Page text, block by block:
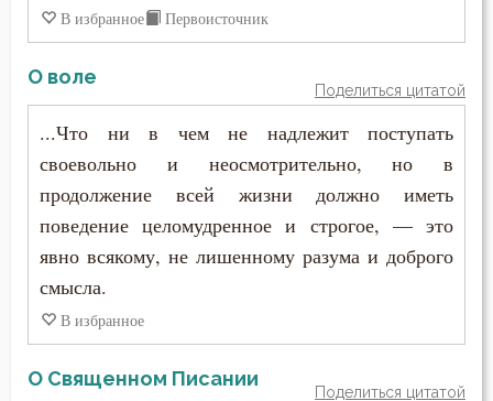
В избранное Первоисточник
О воле
Поделиться цитатой
...Что ни в чем не надлежит поступать
своевольно и неосмотрительно, но в
продолжение всей жизни должно иметь
поведение целомудренное и строгое, — это
явно всякому, не лишенному разума и доброго
смысла.
В избранное
О Священном Писании
Поделиться цитатой